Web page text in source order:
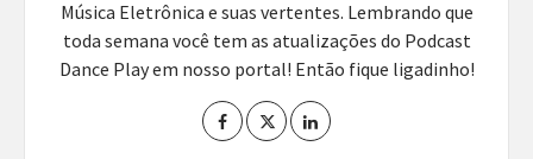
Música Eletrônica e suas vertentes. Lembrando que
toda semana você tem as atualizações do Podcast
Dance Play em nosso portal! Então fique ligadinho!